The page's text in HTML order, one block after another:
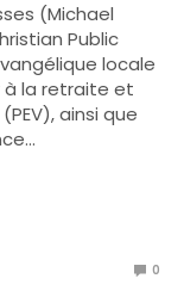
(Michael
Public
locale
à la retraite et
ainsi que
0